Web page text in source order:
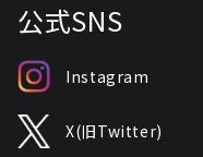
公式SNS
Instagram
X(旧Twitter)